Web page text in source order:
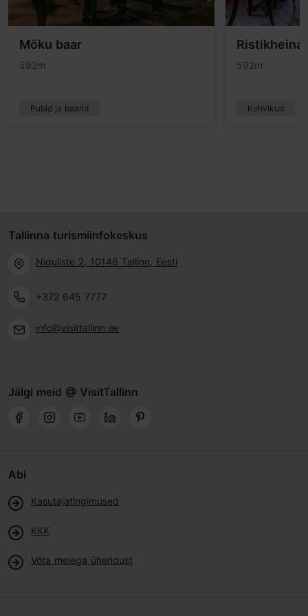
Möku baar
592m
Pubid ja baarid
Ristikheina
592m
Kohvikud
Tallinna turismiinfokeskus
Niguliste 2, 10146 Tallinn, Eesti
+372 645 7777
info@visittallinn.ee
Jälgi meid @ VisitTallinn
Abi
Kasutajatingimused
KKK
Võta meiega ühendust